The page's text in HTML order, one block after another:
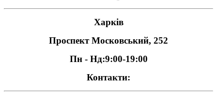
Харків
Проспект Московський, 252
Пн - Нд:9:00-19:00
Контакти: